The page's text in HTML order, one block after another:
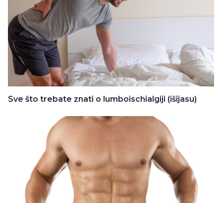
Sve što trebate znati o lumboischialgiji (išijasu)